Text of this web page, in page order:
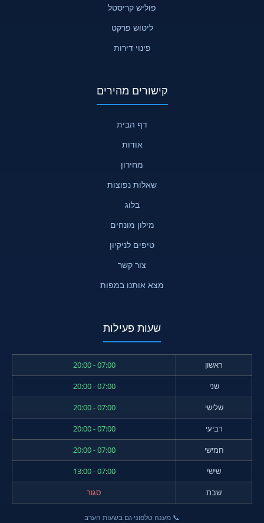
פוליש קריסטל
ליטוש פרקט
פינוי דירות
קישורים מהירים
דף הבית
אודות
מחירון
שאלות נפוצות
בלוג
מילון מונחים
טיפים לניקיון
צור קשר
מצא אותנו במפות
שעות פעילות
ראשון
07:00 - 20:00
שני
07:00 - 20:00
שלישי
07:00 - 20:00
רביעי
07:00 - 20:00
חמישי
07:00 - 20:00
שישי
07:00 - 13:00
שבת
סגור
📞 מענה טלפוני גם בשעות הערב